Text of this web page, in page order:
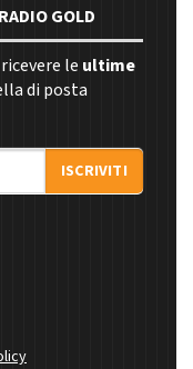
GOLD
le ultime
di posta
ISCRIVITI